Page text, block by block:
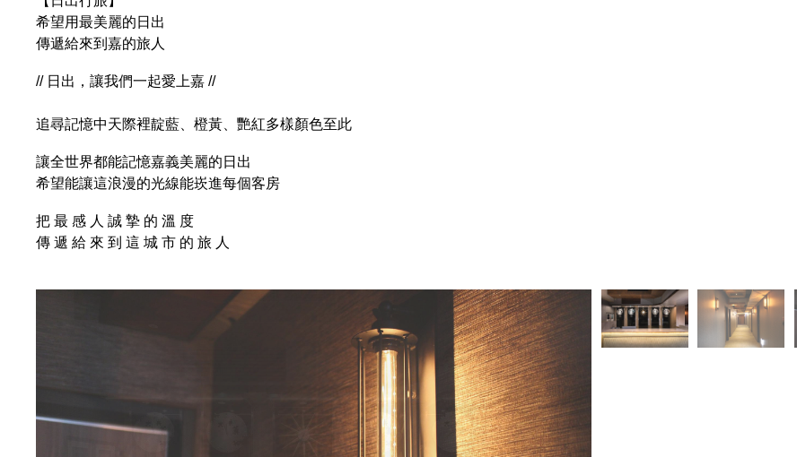
希望用最美麗的日出
傳遞給來到嘉的旅人
// 日出，讓我們一起愛上嘉 //
追尋記憶中天際裡靛藍、橙黃、艷紅多樣顏色至此
讓全世界都能記憶嘉義美麗的日出
希望能讓這浪漫的光線能崁進每個客房
把 最 感 人 誠 摯 的 溫 度
傳 遞 給 來 到 這 城 市 的 旅 人